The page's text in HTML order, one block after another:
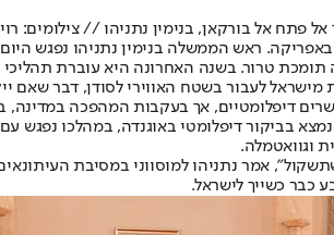
אל פתח אל בורקאן, בנימין נתניהו // צילומים:
ראש הממשלה בנימין נתניהו נפגש
תומכת טרור. בשנה האחרונה היא עוברת
מישראל לעבור בשטח האווירי לסודן, דבר שאם
דיפלומטיים, אך בעקבות המהפכה
בביקור דיפלומטי באוגנדה, במהלכו נפגש עם
וגוואטמלה.
אמר נתניהו למוסווני במסיבת
כבר כשייך לישראל.